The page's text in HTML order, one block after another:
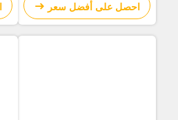
اليمنى شاحنة ثقيلة
احصل على أفضل سعر